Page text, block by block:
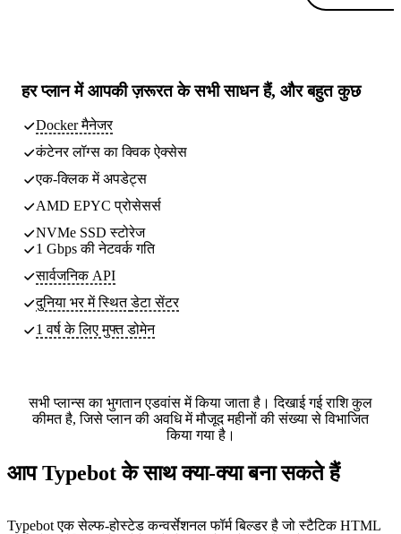
हर प्लान मेंआपकी ज़रूरत के सभी साधनहैं, और बहुत कुछ
Docker मैनेजर
कंटेनर लॉग्स का क्विक ऐक्सेस
एक-क्लिक में अपडेट्स
AMD EPYC प्रोसेसर्स
NVMe SSD स्टोरेज
1 Gbps की नेटवर्क गति
सार्वजनिक API
दुनिया भर में स्थितडेटा सेंटर
1 वर्ष के लिए मुफ्त डोमेन
सभी प्लान्स का भुगतान एडवांस में किया जाता है। दिखाई गई राशि कुल
कीमत है, जिसे प्लान की अवधि में मौजूद महीनों की संख्या से विभाजित
किया गया है।
आप Typebot के साथ क्या-क्या बना सकते हैं
Typebot एक सेल्फ-होस्टेड कन्वर्सेशनल फॉर्म बिल्डर है जो स्टैटिक HTML